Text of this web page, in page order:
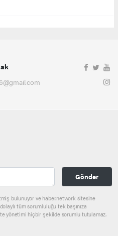
Gönder
bulunuyor ve haber.network sitesine
tüm sorumluluğu tek başınıza
yönetimi hiçbir şekilde sorumlu tutulamaz.